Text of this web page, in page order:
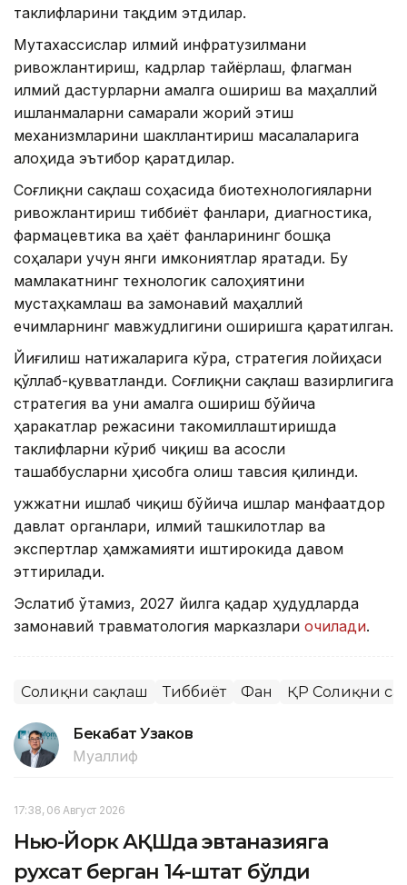
таклифларини тақдим этдилар.
Мутахассислар илмий инфратузилмани
ривожлантириш, кадрлар тайёрлаш, флагман
илмий дастурларни амалга ошириш ва маҳаллий
ишланмаларни самарали жорий этиш
механизмларини шакллантириш масалаларига
алоҳида эътибор қаратдилар.
Соғлиқни сақлаш соҳасида биотехнологияларни
ривожлантириш тиббиёт фанлари, диагностика,
фармацевтика ва ҳаёт фанларининг бошқа
соҳалари учун янги имкониятлар яратади. Бу
мамлакатнинг технологик салоҳиятини
мустаҳкамлаш ва замонавий маҳаллий
ечимларнинг мавжудлигини оширишга қаратилган.
Йиғилиш натижаларига кўра, стратегия лойиҳаси
қўллаб-қувватланди. Соғлиқни сақлаш вазирлигига
стратегия ва уни амалга ошириш бўйича
ҳаракатлар режасини такомиллаштиришда
таклифларни кўриб чиқиш ва асосли
ташаббусларни ҳисобга олиш тавсия қилинди.
Ҳужжатни ишлаб чиқиш бўйича ишлар манфаатдор
давлат органлари, илмий ташкилотлар ва
экспертлар ҳамжамияти иштирокида давом
эттирилади.
Эслатиб ўтамиз, 2027 йилга қадар ҳудудларда
замонавий травматология марказлари очилади.
Соғлиқни сақлаш Тиббиёт Фан ҚР Соғлиқни
Бекабат Узаков
Муаллиф
17:38, 06 Август 2026
Нью-Йорк АҚШда эвтаназияга
рухсат берган 14-штат бўлди